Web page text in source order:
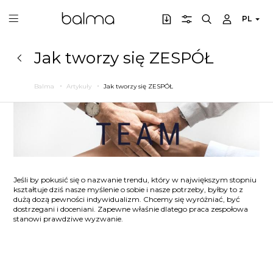
PL
Jak tworzy się ZESPÓŁ
Balma Artykuły Jak tworzy się ZESPÓŁ
Jeśli by pokusić się o nazwanie trendu, który w największym stopniu
kształtuje dziś nasze myślenie o sobie i nasze potrzeby, byłby to z
dużą dozą pewności indywidualizm. Chcemy się wyróżniać, być
dostrzegani i doceniani. Zapewne właśnie dlatego praca zespołowa
stanowi prawdziwe wyzwanie.